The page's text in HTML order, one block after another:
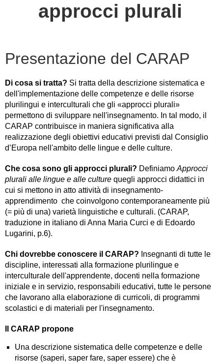
approcci plurali
Presentazione del CARAP
Di cosa si tratta? Si tratta della descrizione sistematica e
dell'implementazione delle competenze e delle risorse
plurilingui e interculturali che gli «approcci plurali»
permettono di sviluppare nell'insegnamento. In tal modo, il
CARAP contribuisce in maniera significativa alla
realizzazione degli obiettivi educativi previsti dal Consiglio
d’Europa nell'ambito delle lingue e delle culture.
Che cosa sono gli approcci plurali? Definiamo Approcci
plurali alle lingue e alle culture quegli approcci didattici in
cui si mettono in atto attività di insegnamento-
apprendimento che coinvolgono contemporaneamente più
(= più di una) varietà linguistiche e culturali. (CARAP,
traduzione in italiano di Anna Maria Curci e di Edoardo
Lugarini, p.6).
Chi dovrebbe conoscere il CARAP? Insegnanti di tutte le
discipline, interessati alla formazione plurilingue e
interculturale dell'apprendente, docenti nella formazione
iniziale e in servizio, responsabili educativi, tutte le persone
che lavorano alla elaborazione di curricoli, di programmi
scolastici e di materiali per l'insegnamento.
Il CARAP propone
Una descrizione sistematica delle competenze e delle
risorse (saperi, saper fare, saper essere) che è